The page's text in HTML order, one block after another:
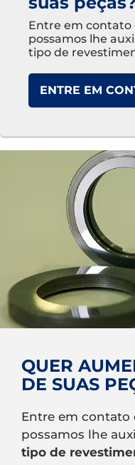
Entre em contato
possamos lhe
tipo de
ENTRE EM
QUER
DE SUAS
Entre em contato
possamos lhe
tipo de